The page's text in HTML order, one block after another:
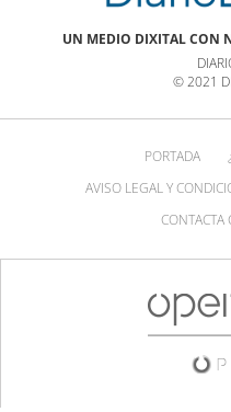
UN MEDIO DIXITAL CON
© 2021
PORTADA
AVISO LEGAL Y
CONTACTA